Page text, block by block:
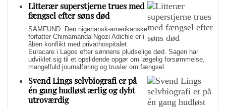
Litterær superstjerne trues med
fængsel efter søns død
SAMFUND: Den nigeriansk-amerikanske
forfatter Chimamanda Ngozi Adichie er i
åben konflikt med privathospitalet
Euracare i Lagos efter sønnens pludselige død. Sagen har
udviklet sig til et opslidende opgør om lægelig forsømmelse,
mangelfuld journalføring og trusler om fængsel.
Svend Lings selvbiografi er på
én gang hudløst ærlig og dybt
utroværdig